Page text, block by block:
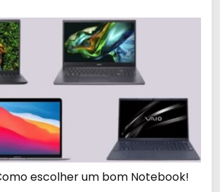
escolher um bom Notebook!